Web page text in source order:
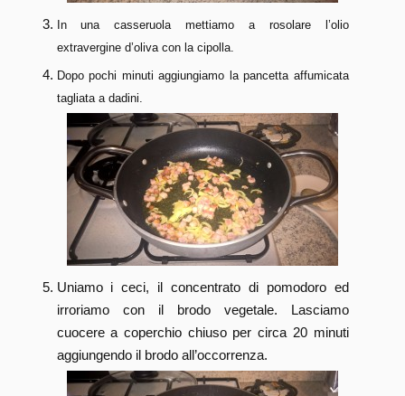
In una casseruola mettiamo a rosolare l’olio
extravergine d’oliva con la cipolla.
Dopo pochi minuti aggiungiamo la pancetta affumicata
tagliata a dadini.
Uniamo i ceci, il concentrato di pomodoro ed
irroriamo con il brodo vegetale. Lasciamo
cuocere a coperchio chiuso per circa 20 minuti
aggiungendo il brodo all’occorrenza.